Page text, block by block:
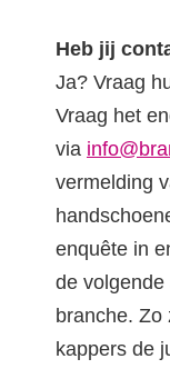
Heb jij
Ja? Vraag
Vraag het
via
vermelding
enquête in
de
branche. Zo
kappers de